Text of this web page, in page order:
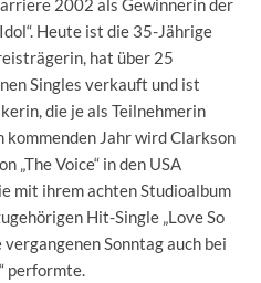
2002 als Gewinnerin der
Heute ist die 35-Jährige
hat über 25
Singles verkauft und ist
die je als Teilnehmerin
kommenden Jahr wird Clarkson
„The Voice“ in den USA
mit ihrem achten Studioalbum
Hit-Single „Love So
Sonntag auch bei
performte.